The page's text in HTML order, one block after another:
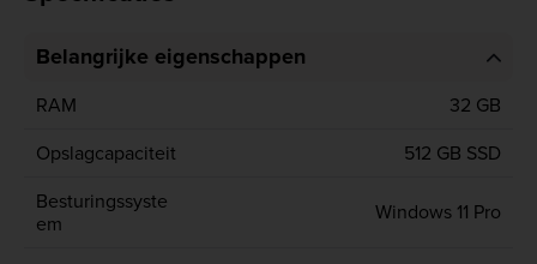
Belangrijke eigenschappen
RAM
32 GB
Opslagcapaciteit
512 GB SSD
Besturingssyste
em
Windows 11 Pro